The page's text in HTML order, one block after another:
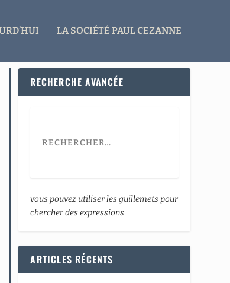
LA SOCIÉTÉ PAUL CEZANNE
RECHERCHE AVANCÉE
vous pouvez utiliser les guillemets pour
chercher des expressions
ARTICLES RÉCENTS